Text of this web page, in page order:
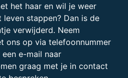
het haar en wil je weer
stappen? Dan is de
verwijderd. Neem
ons op via telefoonnummer
e-mail naar
graag met je in contact